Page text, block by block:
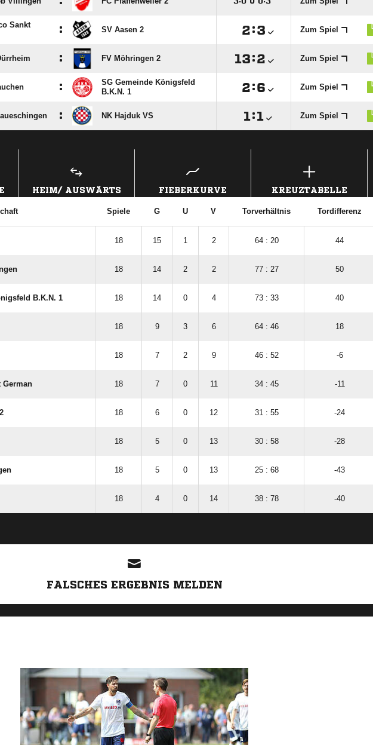
Sankt
: SV Aasen 2 : Zum Spiel
: FV Möhringen 2 : Zum Spiel
:
SG Gemeinde Königsfeld
B.K.N. 1
: Zum Spiel
: NK Hajduk VS : Zum Spiel
HEIM/ AUSWÄRTS FIEBERKURVE KREUZTABELLE
Spiele G U V Torverhältnis Tordifferenz
18 15 1 2 64 : 20 44
18 14 2 2 77 : 27 50
B.K.N. 1 18 14 0 4 73 : 33 40
18 9 3 6 64 : 46 18
18 7 2 9 46 : 52 -6
German 18 7 0 11 34 : 45 -11
18 6 0 12 31 : 55 -24
18 5 0 13 30 : 58 -28
18 5 0 13 25 : 68 -43
18 4 0 14 38 : 78 -40
FALSCHES ERGEBNIS MELDEN